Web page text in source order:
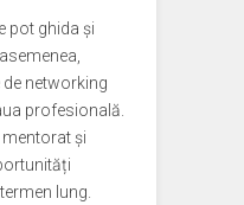
pot ghida și
networking
profesională.
și
lung.